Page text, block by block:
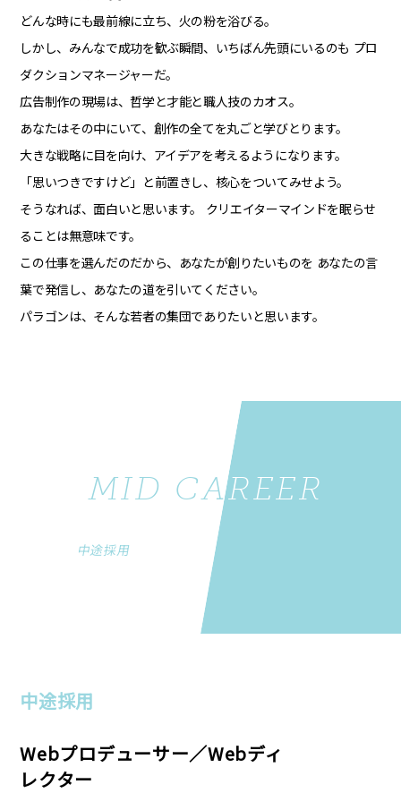
どんな時にも最前線に立ち、火の粉を浴びる。
しかし、みんなで成功を歓ぶ瞬間、いちばん先頭にいるのも プロ
ダクションマネージャーだ。
広告制作の現場は、哲学と才能と職人技のカオス。
あなたはその中にいて、創作の全てを丸ごと学びとります。
大きな戦略に目を向け、アイデアを考えるようになります。
「思いつきですけど」と前置きし、核心をついてみせよう。
そうなれば、面白いと思います。
クリエイターマインドを眠らせ
ることは無意味です。
この仕事を選んだのだから、あなたが創りたいものを あなたの言
葉で発信し、あなたの道を引いてください。
パラゴンは、そんな若者の集団でありたいと思います。
MID CAREER
中途採用
MID CAREER
中途採用
中途採用
Webプロデューサー／Webディ
レクター